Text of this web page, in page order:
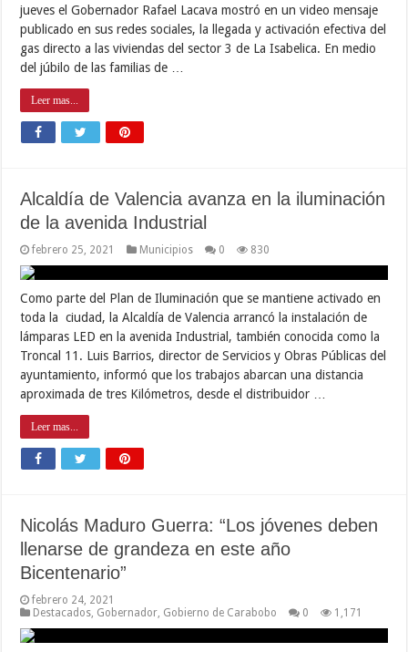
jueves el Gobernador Rafael Lacava mostró en un video mensaje
publicado en sus redes sociales, la llegada y activación efectiva del
gas directo a las viviendas del sector 3 de La Isabelica. En medio
del júbilo de las familias de …
Leer mas...
Alcaldía de Valencia avanza en la iluminación
de la avenida Industrial
febrero 25, 2021 Municipios 0 830
Como parte del Plan de Iluminación que se mantiene activado en
toda la ciudad, la Alcaldía de Valencia arrancó la instalación de
lámparas LED en la avenida Industrial, también conocida como la
Troncal 11. Luis Barrios, director de Servicios y Obras Públicas del
ayuntamiento, informó que los trabajos abarcan una distancia
aproximada de tres Kilómetros, desde el distribuidor …
Leer mas...
Nicolás Maduro Guerra: “Los jóvenes deben
llenarse de grandeza en este año
Bicentenario”
febrero 24, 2021
Destacados Gobernador Gobierno de Carabobo 0 1,171